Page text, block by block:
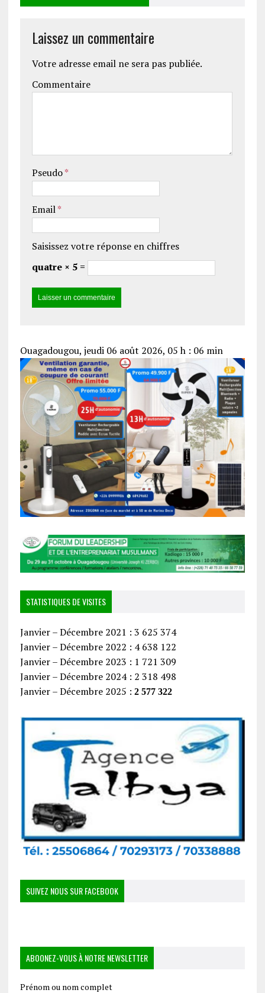
Laissez un commentaire
Votre adresse email ne sera pas publiée.
Commentaire
Pseudo*
Email*
Saisissez votre réponse en chiffres
quatre × 5 =
Ouagadougou, jeudi 06 août 2026, 05 h : 06 min
STATISTIQUES DE VISITES
Janvier – Décembre 2021 : 3 625 374
Janvier – Décembre 2022 : 4 638 122
Janvier – Décembre 2023 : 1 721 309
Janvier – Décembre 2024 : 2 318 498
Janvier – Décembre 2025 : 2 577 322
SUIVEZ NOUS SUR FACEBOOK
ABOONEZ-VOUS À NOTRE NEWSLETTER
Prénom ou nom complet